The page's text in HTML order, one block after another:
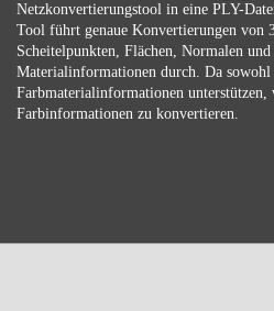
Netzkonvertierungstool in eine PLY-
Tool führt genaue Konvertierungen von
Scheitelpunkten, Flächen, Normalen und
Materialinformationen durch. Da sowohl
Farbmaterialinformationen unterstützen,
Farbinformationen zu konvertieren.